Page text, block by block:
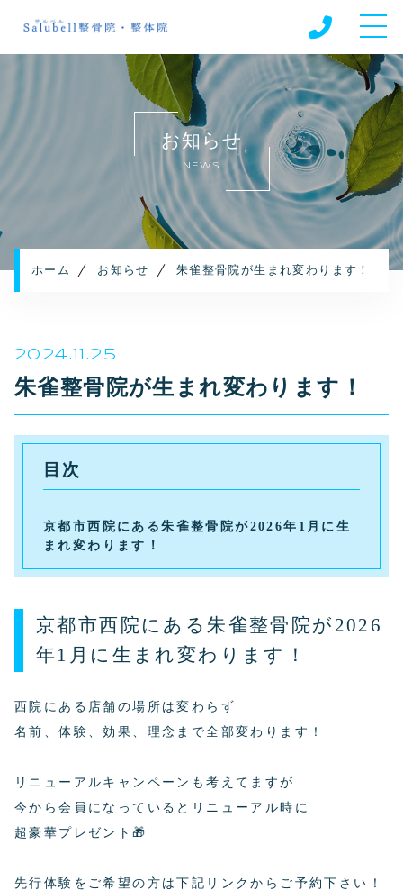
ホーム
美容整体師くたにだ先生について
施術メニュー
定期ケア会員
キャンペーン
ご利用の流れ
お知らせ
NEWS
ホーム お知らせ 朱雀整骨院が生まれ変わります！
2024.11.25
朱雀整骨院が生まれ変わります！
目次
京都市西院にある朱雀整骨院が2026年1月に生
まれ変わります！
京都市西院にある朱雀整骨院が2026
年1月に生まれ変わります！
西院にある店舗の場所は変わらず
名前、体験、効果、理念まで全部変わります！
リニューアルキャンペーンも考えてますが
今から会員になっているとリニューアル時に
超豪華プレゼント🎁
先行体験をご希望の方は下記リンクからご予約下さい！